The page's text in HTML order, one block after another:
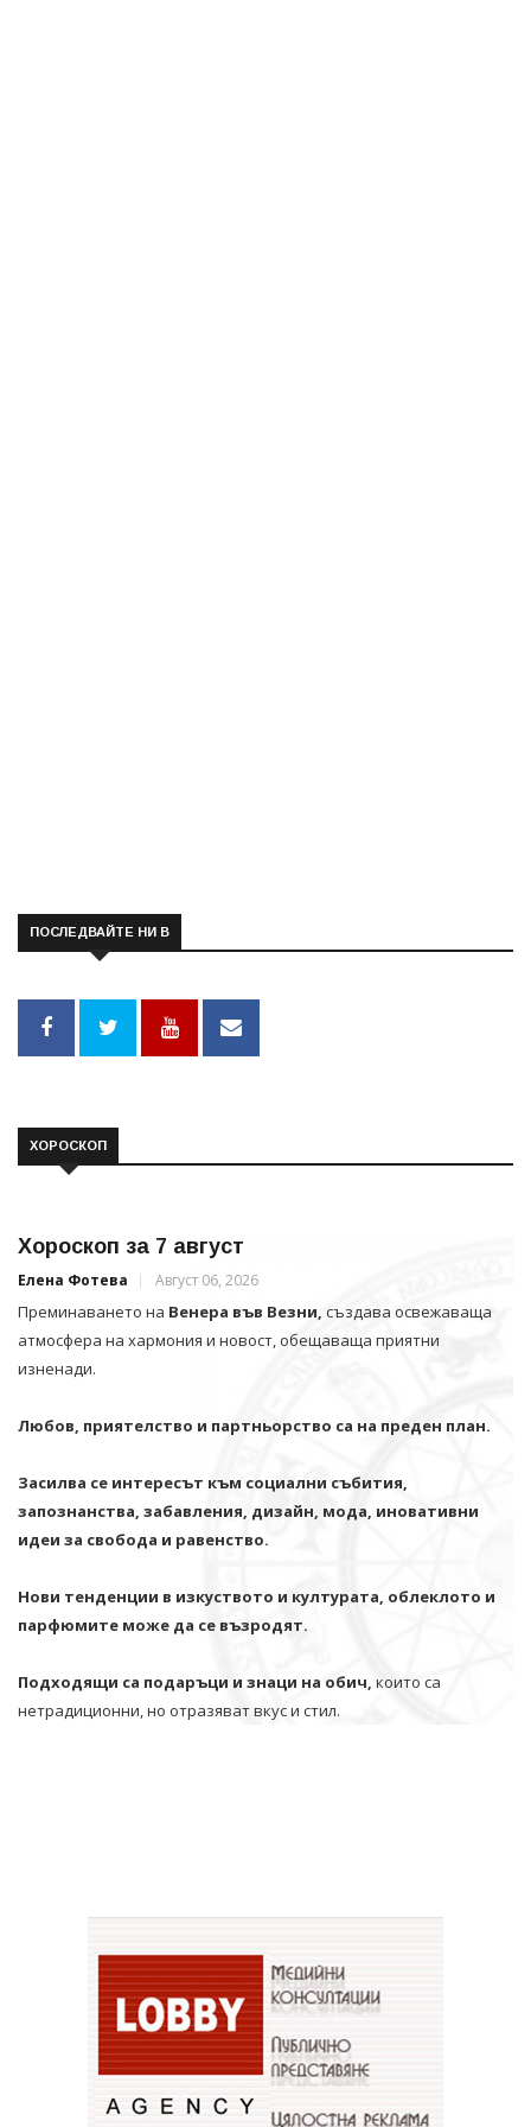
ПОСЛЕДВАЙТЕ НИ В
ХОРОСКОП
Хороскоп за 7 август
Елена Фотева Август 06, 2026
Преминаването на Венера във Везни, създава освежаваща
атмосфера на хармония и новост, обещаваща приятни
изненади.
Любов, приятелство и партньорство са на преден план.
Засилва се интересът към социални събития,
запознанства, забавления, дизайн, мода, иновативни
идеи за свобода и равенство.
Нови тенденции в изкуството и културата, облеклото и
парфюмите може да се възродят.
Подходящи са подаръци и знаци на обич, които са
нетрадиционни, но отразяват вкус и стил.